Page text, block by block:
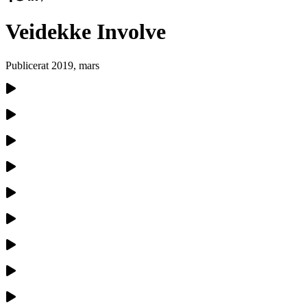
Veidekke Involve
Publicerat 2019, mars